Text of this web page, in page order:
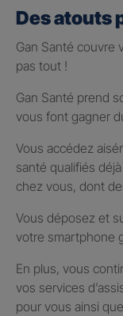
Des atouts
Gan Santé couvre
pas tout !
Gan Santé prend
vous font gagner
Vous accédez
santé qualifiés
chez vous, dont
Vous déposez et
votre smartphone
En plus, vous
vos services
pour vous ainsi